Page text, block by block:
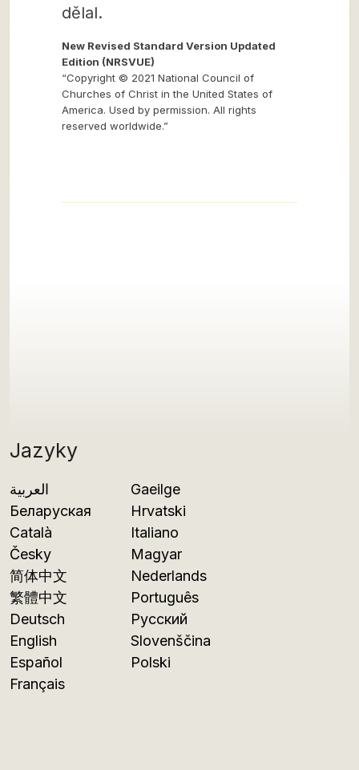
Jazyky
العربية
Беларуская
Català
Česky
简体中文
繁體中文
Deutsch
English
Español
Français
Gaeilge
Hrvatski
Italiano
Magyar
Nederlands
Português
Русский
Slovenščina
Polski
dělal.
New Revised Standard Version Updated
Edition (NRSVUE)
“Copyright © 2021 National Council of
Churches of Christ in the United States of
America. Used by permission. All rights
reserved worldwide.”